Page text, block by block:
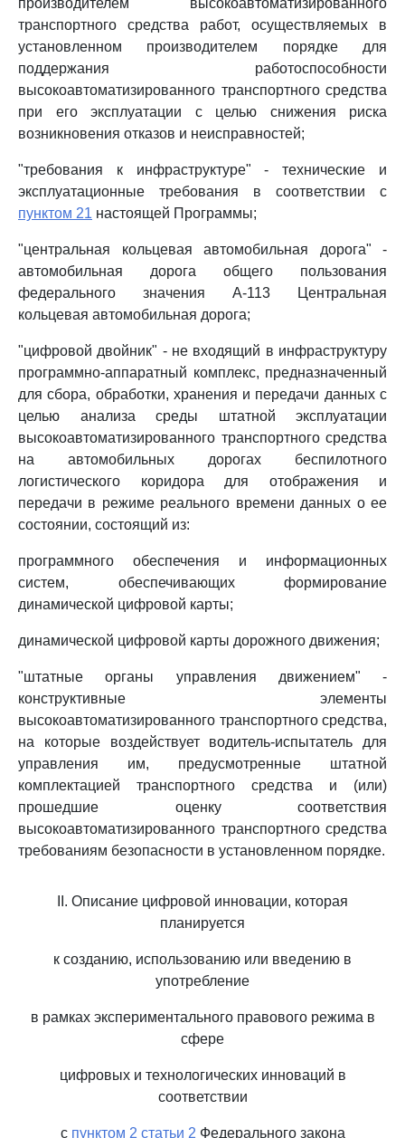
производителем высокоавтоматизированного
транспортного средства работ, осуществляемых в
установленном производителем порядке для
поддержания работоспособности
высокоавтоматизированного транспортного средства
при его эксплуатации с целью снижения риска
возникновения отказов и неисправностей;
"требования к инфраструктуре" - технические и
эксплуатационные требования в соответствии с
пунктом 21 настоящей Программы;
"центральная кольцевая автомобильная дорога" -
автомобильная дорога общего пользования
федерального значения А-113 Центральная
кольцевая автомобильная дорога;
"цифровой двойник" - не входящий в инфраструктуру
программно-аппаратный комплекс, предназначенный
для сбора, обработки, хранения и передачи данных с
целью анализа среды штатной эксплуатации
высокоавтоматизированного транспортного средства
на автомобильных дорогах беспилотного
логистического коридора для отображения и
передачи в режиме реального времени данных о ее
состоянии, состоящий из:
программного обеспечения и информационных
систем, обеспечивающих формирование
динамической цифровой карты;
динамической цифровой карты дорожного движения;
"штатные органы управления движением" -
конструктивные элементы
высокоавтоматизированного транспортного средства,
на которые воздействует водитель-испытатель для
управления им, предусмотренные штатной
комплектацией транспортного средства и (или)
прошедшие оценку соответствия
высокоавтоматизированного транспортного средства
требованиям безопасности в установленном порядке.
II. Описание цифровой инновации, которая
планируется
к созданию, использованию или введению в
употребление
в рамках экспериментального правового режима в
сфере
цифровых и технологических инноваций в
соответствии
с пунктом 2 статьи 2 Федерального закона